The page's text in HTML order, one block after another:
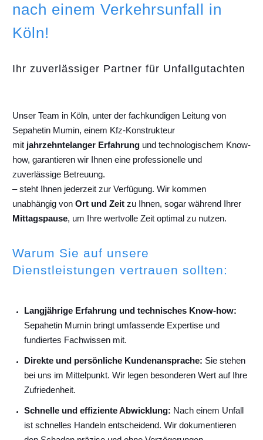
nach einem Verkehrsunfall in
Köln!
Ihr zuverlässiger Partner für Unfallgutachten
Unser Team in Köln, unter der fachkundigen Leitung von
Sepahetin Mumin, einem Kfz-Konstrukteur
mit jahrzehntelanger Erfahrung und technologischem Know-
how, garantieren wir Ihnen eine professionelle und
zuverlässige Betreuung.
– steht Ihnen jederzeit zur Verfügung. Wir kommen
unabhängig von Ort und Zeit zu Ihnen, sogar während Ihrer
Mittagspause, um Ihre wertvolle Zeit optimal zu nutzen.
Warum Sie auf unsere
Dienstleistungen vertrauen sollten:
Langjährige Erfahrung und technisches Know-how:
Sepahetin Mumin bringt umfassende Expertise und
fundiertes Fachwissen mit.
Direkte und persönliche Kundenansprache: Sie stehen
bei uns im Mittelpunkt. Wir legen besonderen Wert auf Ihre
Zufriedenheit.
Schnelle und effiziente Abwicklung: Nach einem Unfall
ist schnelles Handeln entscheidend. Wir dokumentieren